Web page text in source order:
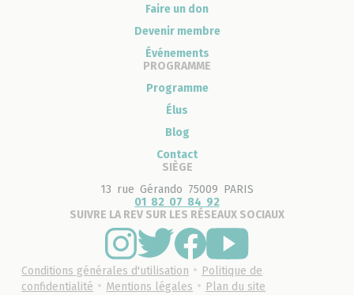
Faire un don
Devenir membre
Événements
PROGRAMME
Programme
Élus
Blog
Contact
SIÈGE
13 rue Gérando 75009 PARIS
01 82 07 84 92
SUIVRE LA REV SUR LES RÉSEAUX SOCIAUX
Conditions générales d'utilisation • Politique de
confidentialité • Mentions légales • Plan du site